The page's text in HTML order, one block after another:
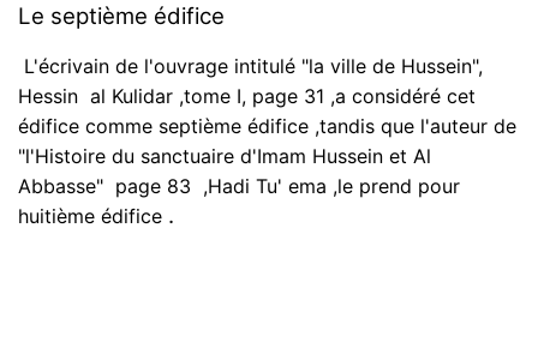
Le septième édifice
L'écrivain de l'ouvrage intitulé "la ville de Hussein",
Hessin al Kulidar ,tome I, page 31 ,a considéré cet
édifice comme septième édifice ,tandis que l'auteur de
"l'Histoire du sanctuaire d'Imam Hussein et Al
Abbasse" page 83 ,Hadi Tu' ema ,le prend pour
huitième édifice .